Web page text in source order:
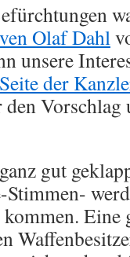
Olaf Dahl
unsere
Seite der
Vorschlag
gut
Eine